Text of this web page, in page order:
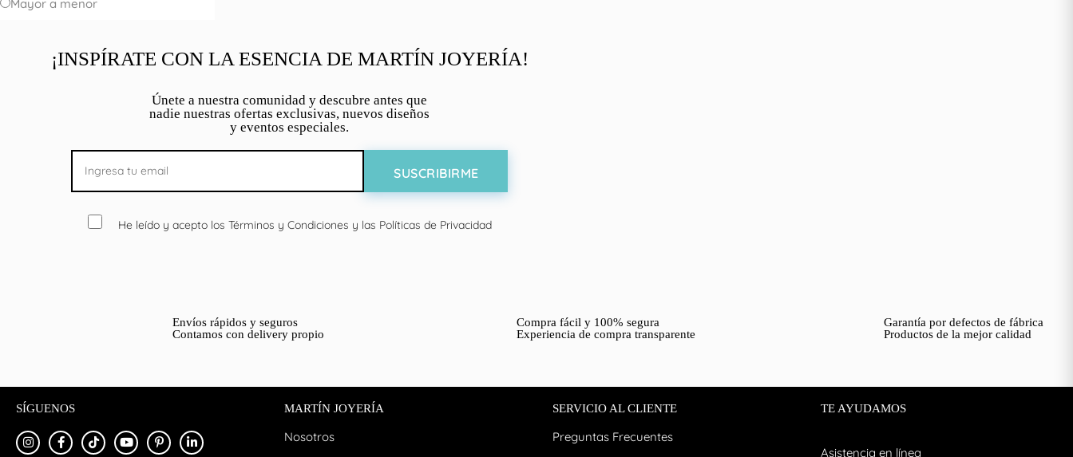
Mayor a menor
¡INSPÍRATE CON LA ESENCIA DE MARTÍN JOYERÍA!
Únete a nuestra comunidad y descubre antes que
nadie nuestras ofertas exclusivas, nuevos diseños
y eventos especiales.
He leído y acepto los Términos y Condiciones y las Políticas de Privacidad
Envíos rápidos y seguros
Contamos con delivery propio
Compra fácil y 100% segura
Experiencia de compra transparente
Garantía por defectos de fábrica
Productos de la mejor calidad
SÍGUENOS MARTÍN JOYERÍA
Nosotros
SERVICIO AL CLIENTE
Preguntas Frecuentes
TE AYUDAMOS
Asistencia en línea